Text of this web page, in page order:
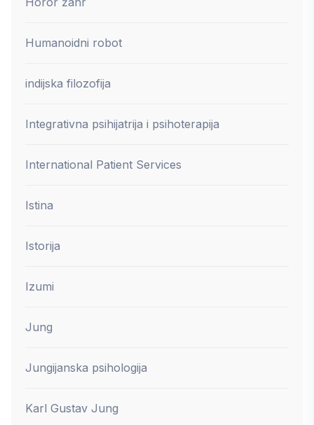
Humanoidni robot
indijska filozofija
Integrativna psihijatrija i psihoterapija
International Patient Services
Istina
Istorija
Izumi
Jung
Jungijanska psihologija
Karl Gustav Jung